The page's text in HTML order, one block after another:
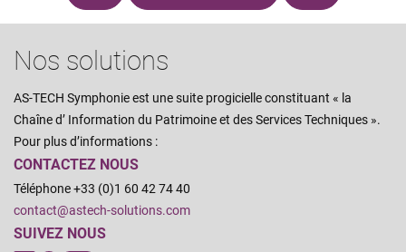
Nos solutions
AS-TECH Symphonie est une suite progicielle constituant « la
Chaîne d’ Information du Patrimoine et des Services Techniques ».
Pour plus d’informations :
CONTACTEZ NOUS
Téléphone +33 (0)1 60 42 74 40
contact@astech-solutions.com
SUIVEZ NOUS